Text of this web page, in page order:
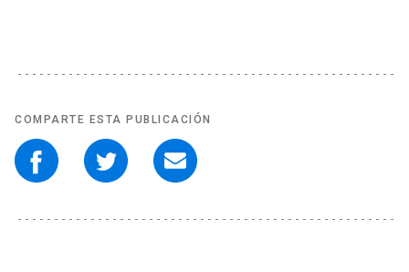
COMPARTE ESTA PUBLICACIÓN